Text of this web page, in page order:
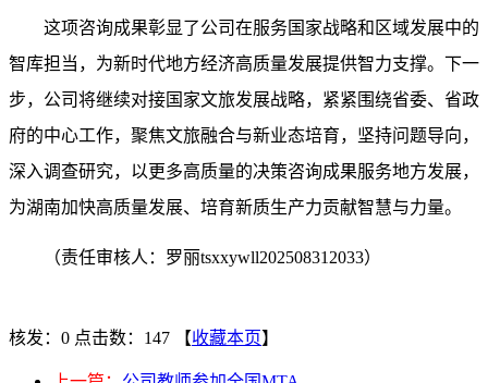
这项咨询成果彰显了公司在服务国家战略和区域发展中的
智库担当，为新时代地方经济高质量发展提供智力支撑。下一
步，公司将继续对接国家文旅发展战略，紧紧围绕省委、省政
府的中心工作，聚焦文旅融合与新业态培育，坚持问题导向，
深入调查研究，以更多高质量的决策咨询成果服务地方发展，
为湖南加快高质量发展、培育新质生产力贡献智慧与力量。
（责任审核人：罗丽tsxxywll202508312033）
核发：0 点击数：147 【收藏本页】